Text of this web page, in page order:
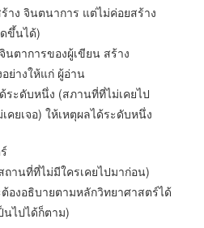
ง จินตนาการ แต่ไม่ค่อยสร้าง
ดขึ้นได้)
นตาการของผู้เขียน สร้าง
ย่างให้แก่ ผู้อ่าน
ระดับหนึ่ง (สภานที่ที่ไม่เคยไป
คยเจอ) ให้เหตุผลได้ระดับหนึ่ง
านที่ที่ไม่มีใครเคยไปมาก่อน)
ต้องอธิบายตามหลักวิทยาศาสตร์ได้
นไปได้ก็ตาม)